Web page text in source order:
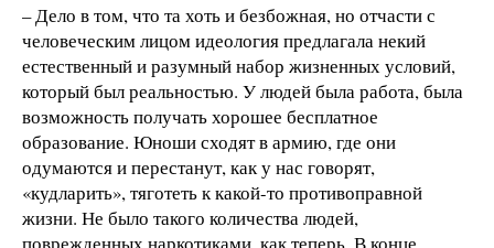
– Дело в том, что та хоть и безбожная, но отчасти с
человеческим лицом идеология предлагала некий
естественный и разумный набор жизненных условий,
который был реальностью. У людей была работа, была
возможность получать хорошее бесплатное
образование. Юноши сходят в армию, где они
одумаются и перестанут, как у нас говорят,
«кудларить», тяготеть к какой-то противоправной
жизни. Не было такого количества людей,
поврежденных наркотиками, как теперь. В конце